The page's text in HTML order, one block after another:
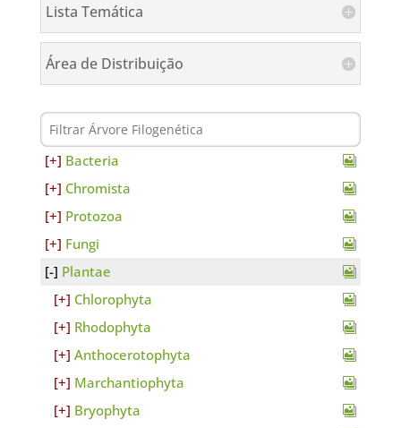
Lista Temática
Área de Distribuição
Bacteria
Chromista
Protozoa
Fungi
Plantae
Chlorophyta
Rhodophyta
Anthocerotophyta
Marchantiophyta
Bryophyta